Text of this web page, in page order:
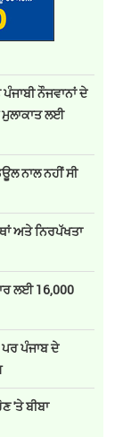
ਨੌਜਵਾਨਾਂ ਦੇ
ਮੁਲਾਕਾਤ ਲਈ
ਨਾਲ ਨਹੀਂ ਸੀ
ਅਤੇ ਨਿਰਪੱਖਤਾ
ਲਈ 16,000
ਪੰਜਾਬ ਦੇ
'ਤੇ ਬੀਬਾ